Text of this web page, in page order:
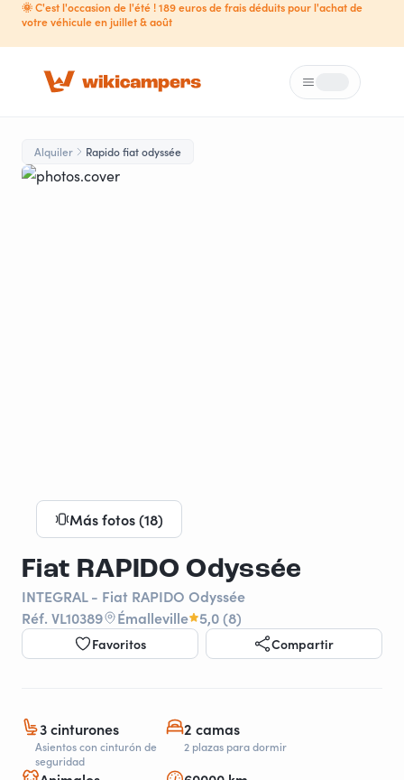
🌞 C'est l'occasion de l'été ! 189 euros de frais déduits pour l'achat de
votre véhicule en juillet & août
Loading...
Alquiler Rapido fiat odyssée
Más fotos (18)
Fiat RAPIDO Odyssée
INTEGRAL - Fiat RAPIDO Odyssée
Réf. VL10389
Émalleville 5,0 (8)
Favoritos Compartir
3 cinturones
Asientos con cinturón de
seguridad
2 camas
2 plazas para dormir